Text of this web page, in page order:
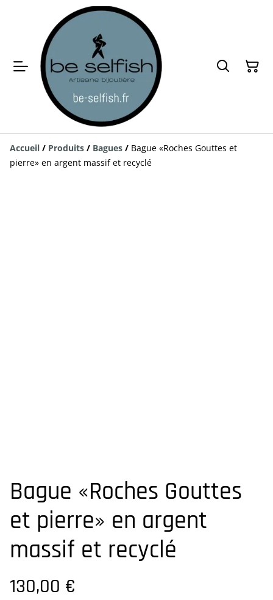
Accueil / Produits / Bagues / Bague «Roches Gouttes et
pierre» en argent massif et recyclé
Bague «Roches Gouttes
et pierre» en argent
massif et recyclé
130,00 €